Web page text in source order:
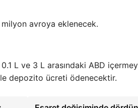
milyon avroya eklenecek.
L ve 3 L arasındaki ABD
depozito ücreti ödenecektir.